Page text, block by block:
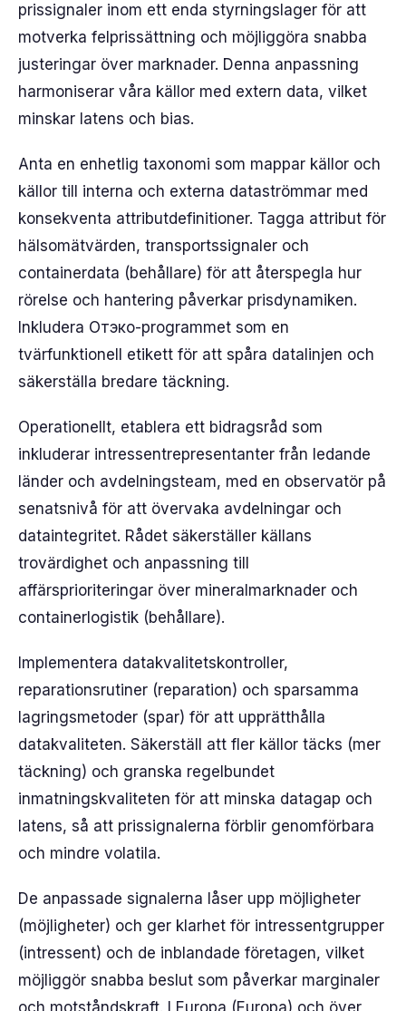
prissignaler inom ett enda styrningslager för att
motverka felprissättning och möjliggöra snabba
justeringar över marknader. Denna anpassning
harmoniserar våra källor med extern data, vilket
minskar latens och bias.
Anta en enhetlig taxonomi som mappar källor och
källor till interna och externa dataströmmar med
konsekventa attributdefinitioner. Tagga attribut för
hälsomätvärden, transportssignaler och
containerdata (behållare) för att återspegla hur
rörelse och hantering påverkar prisdynamiken.
Inkludera Отэко-programmet som en
tvärfunktionell etikett för att spåra datalinjen och
säkerställa bredare täckning.
Operationellt, etablera ett bidragsråd som
inkluderar intressentrepresentanter från ledande
länder och avdelningsteam, med en observatör på
senatsnivå för att övervaka avdelningar och
dataintegritet. Rådet säkerställer källans
trovärdighet och anpassning till
affärsprioriteringar över mineralmarknader och
containerlogistik (behållare).
Implementera datakvalitetskontroller,
reparationsrutiner (reparation) och sparsamma
lagringsmetoder (spar) för att upprätthålla
datakvaliteten. Säkerställ att fler källor täcks (mer
täckning) och granska regelbundet
inmatningskvaliteten för att minska datagap och
latens, så att prissignalerna förblir genomförbara
och mindre volatila.
De anpassade signalerna låser upp möjligheter
(möjligheter) och ger klarhet för intressentgrupper
(intressent) och de inblandade företagen, vilket
möjliggör snabba beslut som påverkar marginaler
och motståndskraft. I Europa (Europa) och över